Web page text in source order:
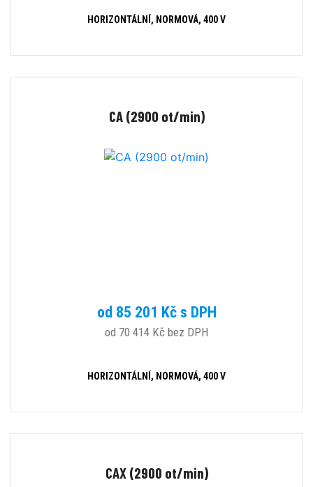
HORIZONTÁLNÍ, NORMOVÁ, 400 V
CA (2900 ot/min)
od 85 201 Kč s DPH
od 70 414 Kč bez DPH
HORIZONTÁLNÍ, NORMOVÁ, 400 V
CAX (2900 ot/min)